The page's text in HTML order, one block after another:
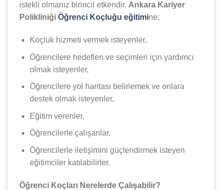
istekli olmanız birincil etkendir. Ankara Kariyer
Polikliniği Öğrenci Koçluğu eğitimine;
Koçluk hizmeti vermek isteyenler,
Öğrencilere hedefleri ve seçimleri için yardımcı
olmak isteyenler,
Öğrencilere yol haritası belirlemek ve onlara
destek olmak isteyenler,
Eğitim verenler,
Öğrencilerle çalışanlar,
Öğrencilerle iletişimini güçlendirmek isteyen
eğitimciler katılabilirler.
Öğrenci Koçları Nerelerde Çalışabilir?